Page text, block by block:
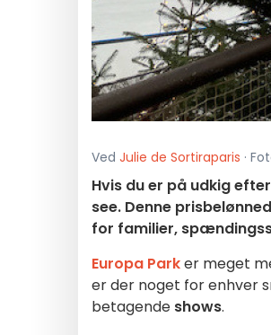
Ved Julie de Sortiraparis ·
Hvis du er på udkig
see. Denne
for familier,
Europa Parker meget
er der noget for enhver
betagende shows.